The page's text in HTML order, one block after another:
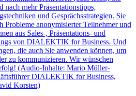
nach mehr Präsentationstipps,
und Gesprächsstrategien. Sie
Probleme anonymisierter Teilnehmer und
aus Sales-, Präsentations- und
von DIALEKTIK for Business. Und
die auch Sie anwenden können, um
zu kommunizieren. Wir wünschen
(Audio-Inhalte: Mario Müller-
DIALEKTIK for Business,
Korsten)